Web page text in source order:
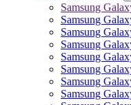
Samsung
Samsung
Samsung
Samsung
Samsung
Samsung
Samsung
Samsung